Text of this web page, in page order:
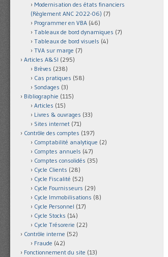
Modernisation des états financiers
(Règlement ANC 2022-06) (7)
Programmer en VBA (46)
Tableaux de bord dynamiques (7)
Tableaux de bord visuels (4)
TVA sur marge (7)
Articles A&SI (295)
Brèves (238)
Cas pratiques (58)
Sondages (3)
Bibliographie (115)
Articles (15)
Livres & ouvrages (33)
Sites internet (71)
Contrôle des comptes (197)
Comptabilité analytique (2)
Comptes annuels (47)
Comptes consolidés (35)
Cycle Clients (28)
Cycle Fiscalité (52)
Cycle Fournisseurs (29)
Cycle Immobilisations (8)
Cycle Personnel (17)
Cycle Stocks (14)
Cycle Trésorerie (22)
Contrôle interne (52)
Fraude (42)
Fonctionnement du site (13)